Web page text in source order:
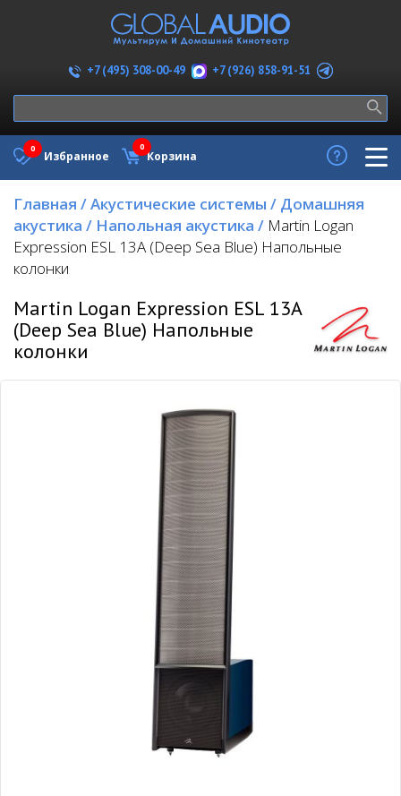
+7 (495) 308-00-49 +7 (926) 858-91-51
Избранное
0
Корзина
0
Главная /Акустические системы / Домашняя
акустика / Напольная акустика / Martin Logan
Expression ESL 13A (Deep Sea Blue) Напольные
колонки
Martin Logan Expression ESL 13A
(Deep Sea Blue) Напольные
колонки